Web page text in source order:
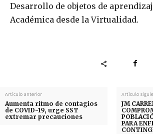
Desarrollo de objetos de
Académica desde la Virtualidad.
Artículo anterior
Aumenta ritmo de contagios
de COVID-19, urge SST
extremar precauciones
Artículo
JM
PARA